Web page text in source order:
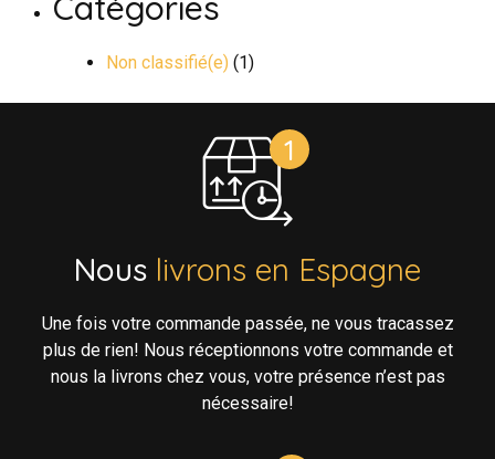
Non classifié(e) (1)
Nous livrons en Espagne
Une fois votre commande passée, ne vous tracassez
plus de rien! Nous réceptionnons votre commande et
nous la livrons chez vous, votre présence n’est pas
nécessaire!